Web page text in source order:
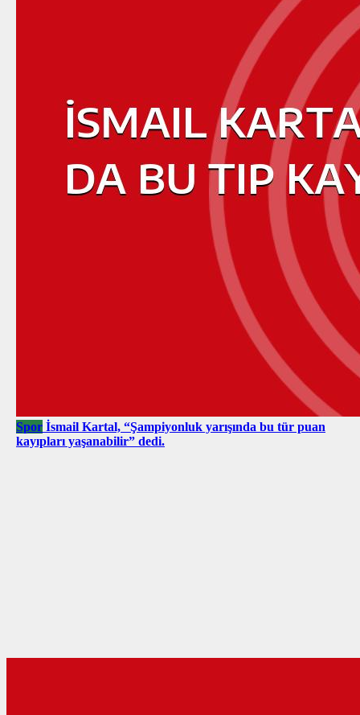
Spor İsmail Kartal, “Şampiyonluk yarışında bu tür puan
kayıpları yaşanabilir” dedi.